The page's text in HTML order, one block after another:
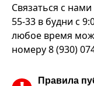
Связаться с
55-33 в будни с
любое время
номеру 8 (930)
Правила